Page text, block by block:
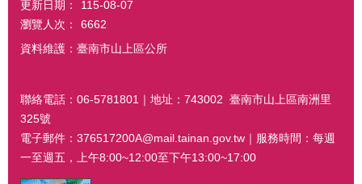
更新日期：
115-08-07
瀏覽人次：
6662
資料維護：臺南市山上區公所
聯絡電話：06-5781801｜地址：743002 臺南市山上區南洲里
325號
電子郵件：376517200A@mail.tainan.gov.tw｜服務時間：每週
一至週五，上午8:00~12:00至下午13:00~17:00